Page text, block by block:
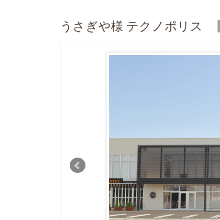
うさぎや様 テクノポリス